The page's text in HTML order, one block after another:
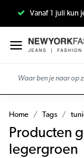
Vanaf 1 juli kun
Home Tags
Producten
legergroen